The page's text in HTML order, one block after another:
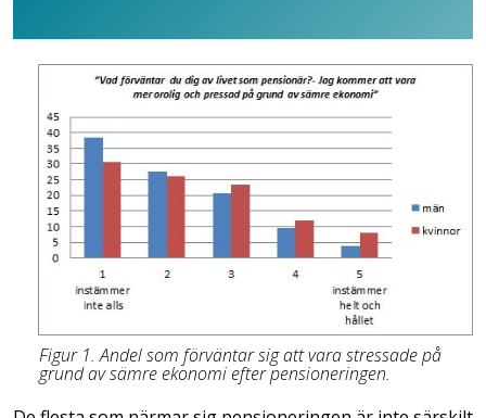
Figur 1. Andel som förväntar sig att vara stressade på
grund av sämre ekonomi efter pensioneringen.